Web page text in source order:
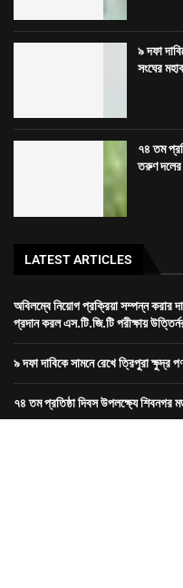
৯ দফা
সংঘের
৭৪ তম
তরুণ দলের
LATEST ARTICLES
অবিলম্বে নিয়োগ প্রক্রিয়া সম্পন্ন করার
প্রদান করল এস.টি.জি.টি পরীক্ষায়
৯ দফা দাবিকে সামনে রেখে ত্রিপুরা ক্ষুদ্র
৭৪ তম প্রতিষ্ঠা দিবস উপলক্ষ্যে শিবনগর